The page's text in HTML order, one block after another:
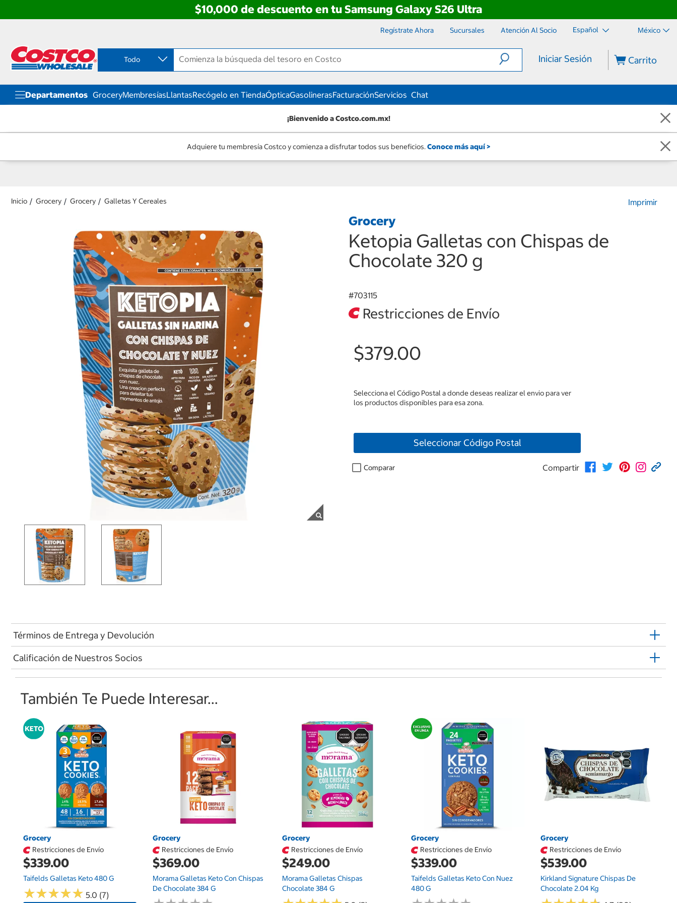
$10,000 de descuento en tu Samsung Galaxy S26 Ultra
contenido
menú
navegación
Regístrate Ahora Sucursales Atención Al Socio Español México
Todo Iniciar Sesión Carrito
Departamentos GroceryMembresíasLlantasRecógelo en TiendaÓpticaGasolinerasFacturaciónServicios Chat
¡Bienvenido a Costco.com.mx!
Adquiere tu membresía Costco y comienza a disfrutar todos sus beneficios. Conoce más aquí >
Inicio Grocery Grocery Galletas Y Cereales Imprimir
Grocery
Ketopia Galletas con Chispas de
Chocolate 320 g
#703115
Restricciones de Envío
$379.00
Selecciona el Código Postal a donde deseas realizar el envio para ver
los productos disponibles para esa zona.
Seleccionar Código Postal
Comparar Compartir
Términos de Entrega y Devolución
Calificación de Nuestros Socios
También Te Puede Interesar...
Grocery
Restricciones de Envío
$339.00
Taifelds Galletas Keto 480 G
★★★★★
★★★★★ 5.0 (7)
Grocery
Restricciones de Envío
$369.00
Morama Galletas Keto Con Chispas
De Chocolate 384 G
Grocery
Restricciones de Envío
$249.00
Morama Galletas Chispas
Chocolate 384 G
Grocery
Restricciones de Envío
$339.00
Taifelds Galletas Keto Con Nuez
480 G
Grocery
Restricciones de Envío
$539.00
Kirkland Signature Chispas De
Chocolate 2.04 Kg